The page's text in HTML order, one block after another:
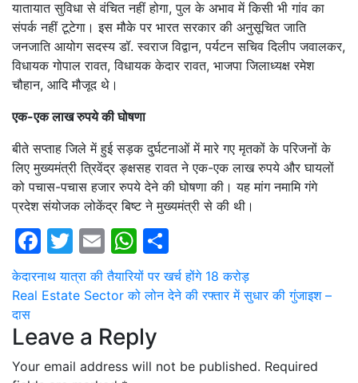
यातायात सुविधा से वंचित नहीं होगा, पुल के अभाव में किसी भी गांव का
संपर्क नहीं टूटेगा। इस मौके पर भारत सरकार की अनुसूचित जाति
जनजाति आयोग सदस्य डॉ. स्वराज विद्वान, पर्यटन सचिव दिलीप जवालकर,
विधायक गोपाल रावत, विधायक केदार रावत, भाजपा जिलाध्यक्ष रमेश
चौहान, आदि मौजूद थे।
एक-एक लाख रुपये की घोषणा
बीते सप्ताह जिले में हुई सड़क दुर्घटनाओं में मारे गए मृतकों के परिजनों के
लिए मुख्यमंत्री त्रिवेंद्र ङ्क्षसह रावत ने एक-एक लाख रुपये और घायलों
को पचास-पचास हजार रुपये देने की घोषणा की। यह मांग नमामि गंगे
प्रदेश संयोजक लोकेंद्र बिष्ट ने मुख्यमंत्री से की थी।
Facebook
Twitter
EmailWhatsApp
Post
navigation
केदारनाथ यात्रा की तैयारियों पर खर्च होंगे 18 करोड़
Real Estate Sector को लोन देने की रफ्तार में सुधार की गुंजाइश –
दास
Leave a Reply
Your email address will not be published. Required